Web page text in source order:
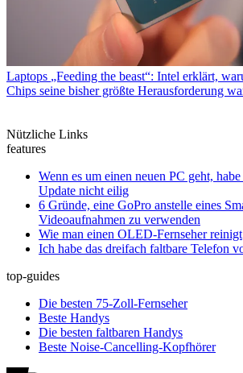
Laptops „Feeding the beast“: Intel erklärt,
Chips seine bisher größte Herausforderung
Nützliche Links
features
Wenn es um einen neuen PC geht,
Update nicht eilig
6 Gründe, eine GoPro anstelle eines
Videoaufnahmen zu verwenden
Wie man einen OLED-Fernseher reinigt
Ich habe das dreifach faltbare Telefon
top-guides
Die besten 75-Zoll-Fernseher
Beste Handys
Die besten faltbaren Handys
Beste Noise-Cancelling-Kopfhörer